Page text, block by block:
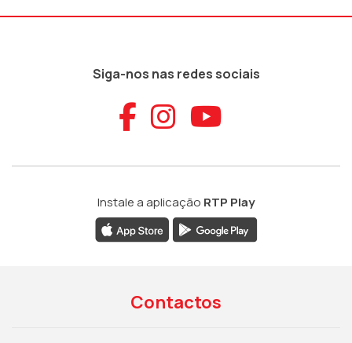
Siga-nos nas redes sociais
Aceder ao
Aceder ao
Aceder
Instale a aplicação RTP Play
Contactos